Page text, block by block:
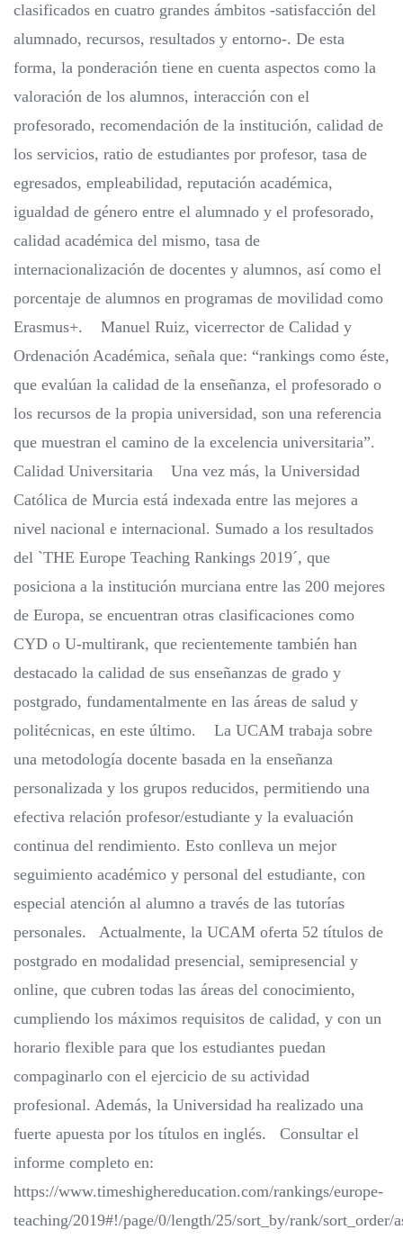
clasificados en cuatro grandes ámbitos -satisfacción del
alumnado, recursos, resultados y entorno-. De esta
forma, la ponderación tiene en cuenta aspectos como la
valoración de los alumnos, interacción con el
profesorado, recomendación de la institución, calidad de
los servicios, ratio de estudiantes por profesor, tasa de
egresados, empleabilidad, reputación académica,
igualdad de género entre el alumnado y el profesorado,
calidad académica del mismo, tasa de
internacionalización de docentes y alumnos, así como el
porcentaje de alumnos en programas de movilidad como
Erasmus+. Manuel Ruiz, vicerrector de Calidad y
Ordenación Académica, señala que: “rankings como éste,
que evalúan la calidad de la enseñanza, el profesorado o
los recursos de la propia universidad, son una referencia
que muestran el camino de la excelencia universitaria”.
Calidad Universitaria Una vez más, la Universidad
Católica de Murcia está indexada entre las mejores a
nivel nacional e internacional. Sumado a los resultados
del `THE Europe Teaching Rankings 2019´, que
posiciona a la institución murciana entre las 200 mejores
de Europa, se encuentran otras clasificaciones como
CYD o U-multirank, que recientemente también han
destacado la calidad de sus enseñanzas de grado y
postgrado, fundamentalmente en las áreas de salud y
politécnicas, en este último. La UCAM trabaja sobre
una metodología docente basada en la enseñanza
personalizada y los grupos reducidos, permitiendo una
efectiva relación profesor/estudiante y la evaluación
continua del rendimiento. Esto conlleva un mejor
seguimiento académico y personal del estudiante, con
especial atención al alumno a través de las tutorías
personales. Actualmente, la UCAM oferta 52 títulos de
postgrado en modalidad presencial, semipresencial y
online, que cubren todas las áreas del conocimiento,
cumpliendo los máximos requisitos de calidad, y con un
horario flexible para que los estudiantes puedan
compaginarlo con el ejercicio de su actividad
profesional. Además, la Universidad ha realizado una
fuerte apuesta por los títulos en inglés. Consultar el
informe completo en:
https://www.timeshighereducation.com/rankings/europe-
teaching/2019#!/page/0/length/25/sort_by/rank/sort_order/